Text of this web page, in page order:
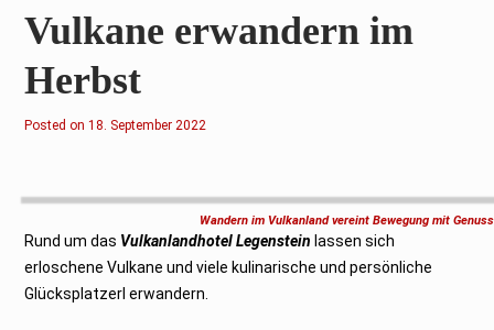
Vulkane erwandern im
Herbst
Posted on1
p
m
e
2
18. September 2022
Wandern im Vulkanland vereint Bewegung mit
Rund um das Vulkanlandhotel Legenstein lassen sich
erloschene Vulkane und viele kulinarische und persönliche
Glücksplatzerl erwandern.